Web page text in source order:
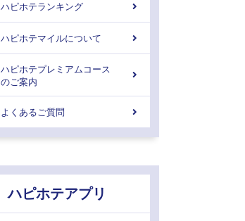
ハピホテランキング
ハピホテマイルについて
ハピホテプレミアムコース
のご案内
よくあるご質問
ハピホテアプリ